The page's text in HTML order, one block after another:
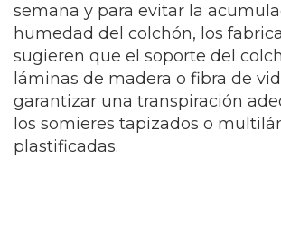
semana y para evitar la
humedad del colchón, los
sugieren que el soporte del
láminas de madera o fibra de
garantizar una transpiración
los somieres tapizados o
plastificadas.